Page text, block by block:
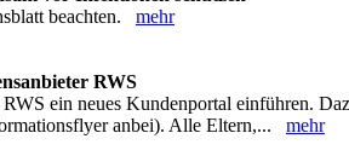
beachten. mehr
RWS
ein neues Kundenportal einführen.
anbei). Alle Eltern,... mehr